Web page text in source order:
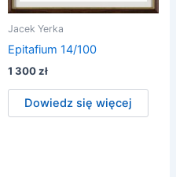
Jacek Yerka
Epitafium 14/100
1 300zł
Dowiedz się więcej